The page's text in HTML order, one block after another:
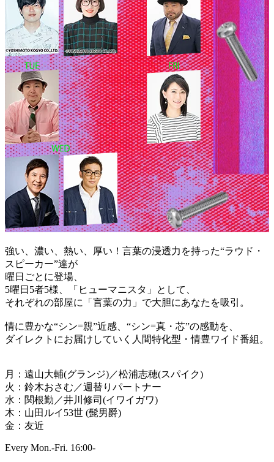
強い、濃い、熱い、厚い！言葉の浸透力を持った“ラウド・
スピーカー”達が
曜日ごとに登場、
5曜日5者5様、「ヒューマニスタ」として、
それぞれの部屋に「言葉の力」で大胆にあなたを吸引。
情に豊かな“シン=親”近感、“シン=真・芯”の感動を、
ダイレクトにお届けしていく人間特化型・情豊ワイド番組。
月：遠山大輔(グランジ)／松浦志穂(スパイク)
火：鈴木おさむ／週替りパートナー
水：関根勤／井川修司(イワイガワ)
木：山田ルイ53世 (髭男爵)
金：友近
Every Mon.-Fri. 16:00-